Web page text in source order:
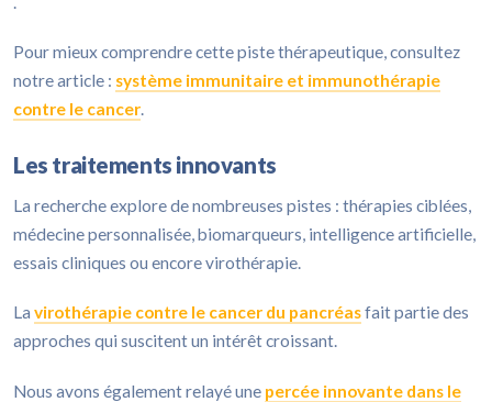
Pour mieux comprendre cette piste thérapeutique, consultez
notre article : système immunitaire et immunothérapie
contre le cancer.
Les traitements innovants
La recherche explore de nombreuses pistes : thérapies ciblées,
médecine personnalisée, biomarqueurs, intelligence artificielle,
essais cliniques ou encore virothérapie.
La virothérapie contre le cancer du pancréasfait partie des
approches qui suscitent un intérêt croissant.
Nous avons également relayé une percée innovante dans le